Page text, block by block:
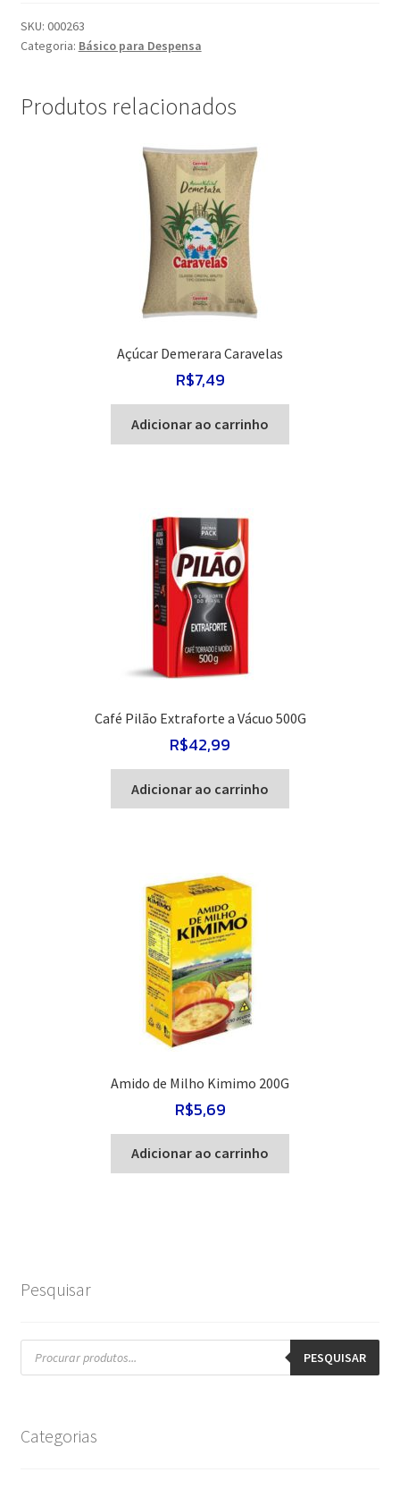
SKU: 000263
Categoria: Básico para Despensa
Produtos relacionados
Açúcar Demerara Caravelas
R$7,49
Adicionar ao carrinho
Café Pilão Extraforte a Vácuo 500G
R$42,99
Adicionar ao carrinho
Amido de Milho Kimimo 200G
R$5,69
Adicionar ao carrinho
Pesquisar
Pesquisar
produtos PESQUISAR
Categorias